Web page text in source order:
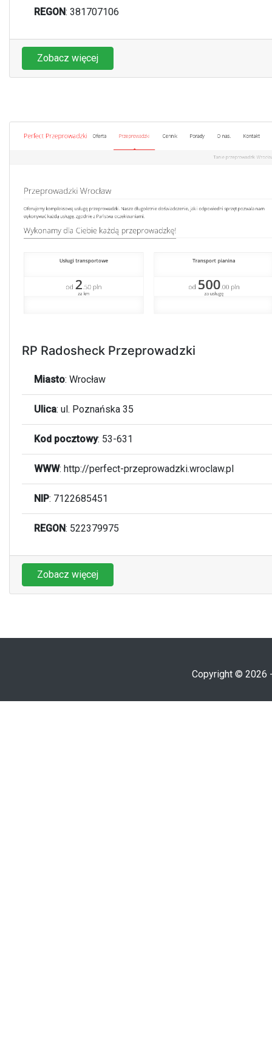
REGON: 381707106
Zobacz więcej
RP Radosheck Przeprowadzki
Miasto: Wrocław
Ulica: ul. Poznańska 35
Kod pocztowy: 53-631
WWW: http://perfect-przeprowadzki.wroclaw.pl
NIP: 7122685451
REGON: 522379975
Zobacz więcej
Copyright © 2026